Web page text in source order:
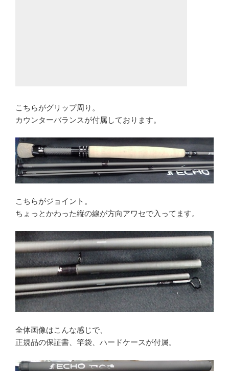
こちらがグリップ周り。
カウンターバランスが付属しております。
こちらがジョイント。
ちょっとかわった縦の線が方向アワセで入ってます。
全体画像はこんな感じで、
正規品の保証書、竿袋、ハードケースが付属。